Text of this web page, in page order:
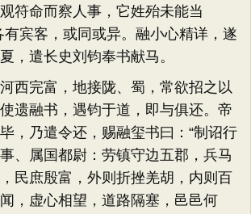
符命而察人事，它姓殆未能当
有宾客，或同或异。融小心精详，遂
，遣长史刘钧奉书献马。
完富，地接陇、蜀，常欲招之以
遗融书，遇钧于道，即与俱还。帝
，乃遣令还，赐融玺书曰：“制诏行
、属国都尉：劳镇守边五郡，兵马
民庶殷富，外则折挫羌胡，内则百
，虚心相望，道路隔塞，邑邑何